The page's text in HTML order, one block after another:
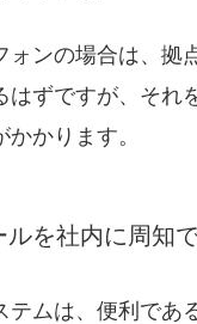
ォンの場合は、拠
はずですが、それ
かります。
ルを社内に周知
テムは、便利であ